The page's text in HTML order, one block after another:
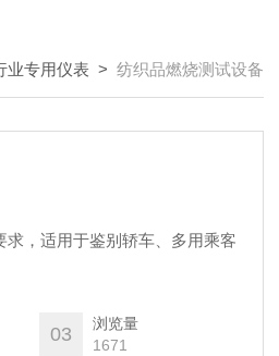
业专用仪表 > 纺织品燃烧测试设备
，适用于鉴别轿车、多用乘客
03
浏览量
1671